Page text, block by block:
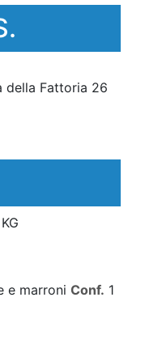
della Fattoria 26
e marroni Conf. 1